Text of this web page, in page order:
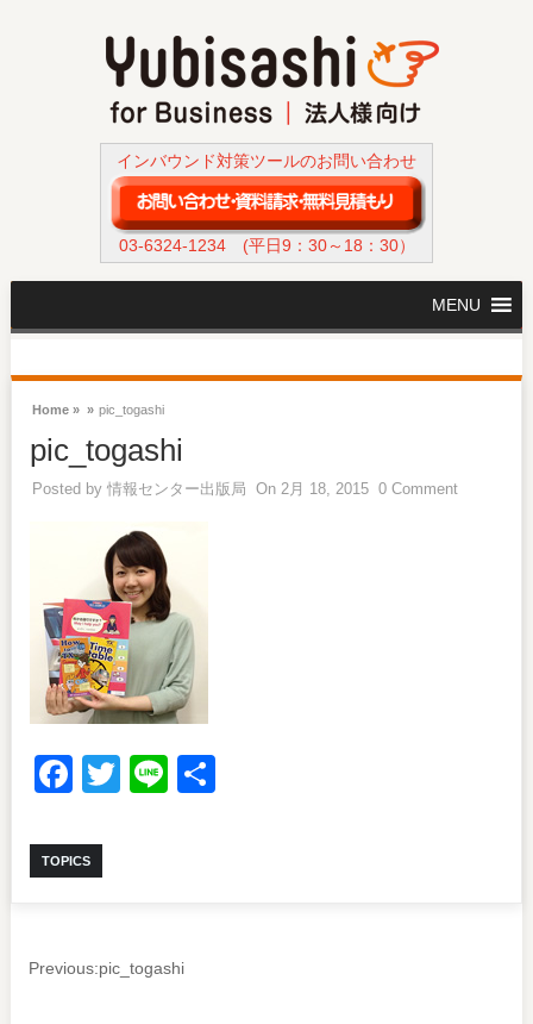
インバウンド対策ツールのお問い合わせ
03-6324-1234(平日9：30～18：30）
MENU
Home » » pic_togashi
pic_togashi
Posted by 情報センター出版局 On 2月 18, 2015 0 Comment
Facebook
Twitter
Line共
TOPICS
Previous:pic_togashi